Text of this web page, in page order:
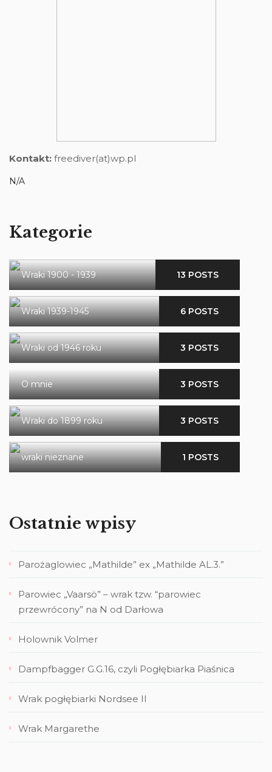
Kontakt: freediver(at)wp.pl
N/A
Kategorie
Wraki 1900 - 1939 13 POSTS
Wraki 1939-1945 6 POSTS
Wraki od 1946 roku 3 POSTS
O mnie 3 POSTS
Wraki do 1899 roku 3 POSTS
wraki nieznane 1 POSTS
Ostatnie wpisy
Parożaglowiec „Mathilde” ex „Mathilde AL.3.”
Parowiec „Vaarsö” – wrak tzw. “parowiec
przewrócony” na N od Darłowa
Holownik Volmer
Dampfbagger G.G.16, czyli Pogłębiarka Piaśnica
Wrak pogłębiarki Nordsee II
Wrak Margarethe